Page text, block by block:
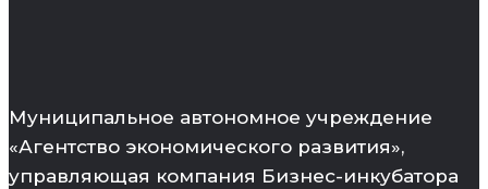
Муниципальное автономное учреждение
«Агентство экономического развития»,
управляющая компания Бизнес-инкубатора